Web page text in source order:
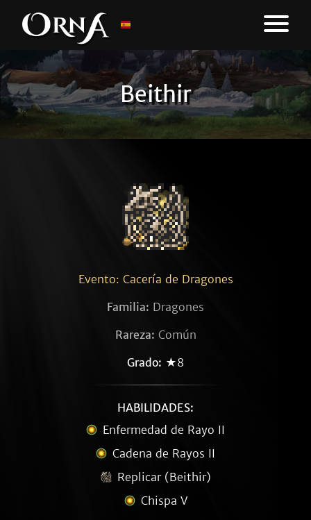
Beithir
Evento: Cacería de Dragones
Familia: Dragones
Rareza: Común
Grado: ★8
HABILIDADES:
Enfermedad de Rayo II
Cadena de Rayos II
Replicar (Beithir)
Chispa V